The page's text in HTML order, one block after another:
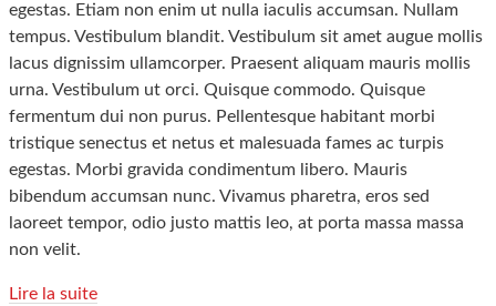
egestas. Etiam non enim ut nulla iaculis accumsan. Nullam
tempus. Vestibulum blandit. Vestibulum sit amet augue mollis
lacus dignissim ullamcorper. Praesent aliquam mauris mollis
urna. Vestibulum ut orci. Quisque commodo. Quisque
fermentum dui non purus. Pellentesque habitant morbi
tristique senectus et netus et malesuada fames ac turpis
egestas. Morbi gravida condimentum libero. Mauris
bibendum accumsan nunc. Vivamus pharetra, eros sed
laoreet tempor, odio justo mattis leo, at porta massa massa
non velit.
Lire la suite